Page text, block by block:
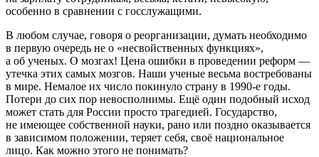
особенно в сравнении с госслужащими.
В любом случае, говоря о реорганизации, думать необходимо
в первую очередь не о «несвойственных функциях»,
а об ученых. О мозгах! Цена ошибки в проведении реформ —
утечка этих самых мозгов. Наши ученые весьма востребованы
в мире. Немалое их число покинуло страну в 1990-е годы.
Потери до сих пор невосполнимы. Ещё один подобный исход
может стать для России просто трагедией. Государство,
не имеющее собственной науки, рано или поздно оказывается
в зависимом положении, теряет себя, своё национальное
лицо. Как можно этого не понимать?